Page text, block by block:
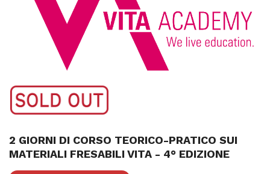
2 GIORNI DI CORSO TEORICO-PRATICO SUI
MATERIALI FRESABILI VITA - 4° EDIZIONE